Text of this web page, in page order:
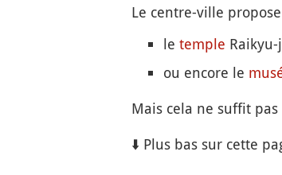
Le centre-ville
le temple
ou encore le
Mais cela ne suffit
⬇️ Plus bas sur cette